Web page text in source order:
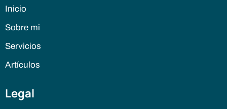
Inicio
Sobre mi
Servicios
Artículos
Legal